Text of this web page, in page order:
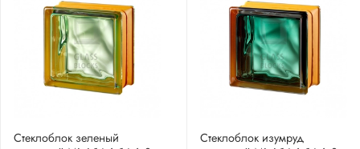
Стеклоблок зеленый
Стеклоблок изумруд